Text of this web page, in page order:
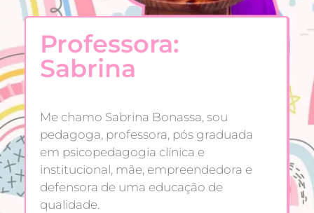
Professora:
Sabrina
Me chamo Sabrina Bonassa, sou
pedagoga, professora, pós graduada
em psicopedagogia clínica e
institucional, mãe, empreendedora e
defensora de uma educação de
qualidade.